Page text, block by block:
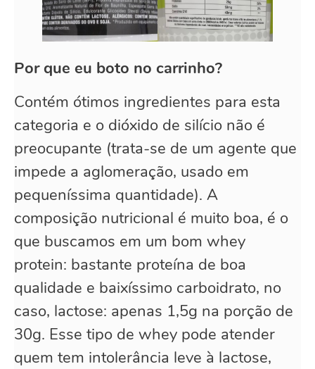
Por que eu boto no carrinho?
Contém ótimos ingredientes para esta
categoria e o dióxido de silício não é
preocupante (trata-se de um agente que
impede a aglomeração, usado em
pequeníssima quantidade). A
composição nutricional é muito boa, é o
que buscamos em um bom whey
protein: bastante proteína de boa
qualidade e baixíssimo carboidrato, no
caso, lactose: apenas 1,5g na porção de
30g. Esse tipo de whey pode atender
quem tem intolerância leve à lactose,